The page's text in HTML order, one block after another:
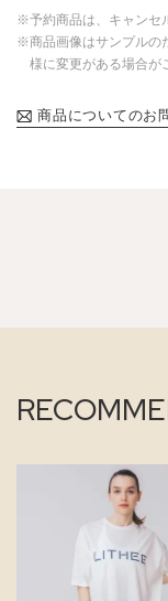
※予約商品は、キャンセ
※商品画像はサンプルの
様に変更がある場合が
商品についてのお